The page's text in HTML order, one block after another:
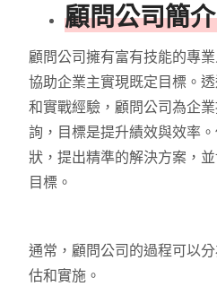
顧問公司簡
顧問公司擁有富有技能的專
協助企業主實現既定目標。
和實戰經驗，顧問公司為企
詢，目標是提升績效與效率
狀，提出精準的解決方案，
目標。
通常，顧問公司的過程可以
估和實施。